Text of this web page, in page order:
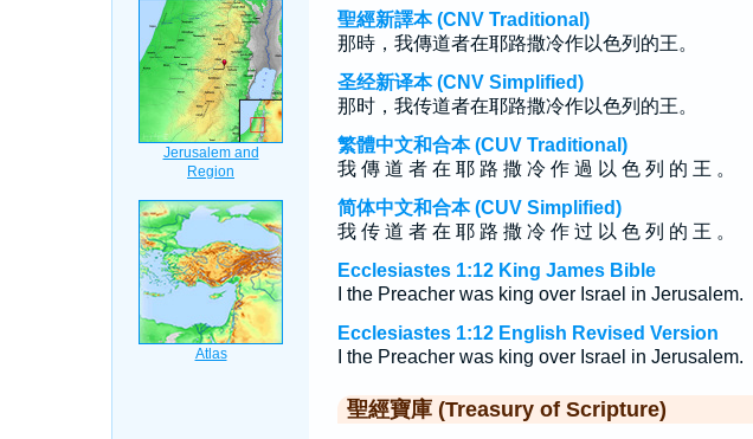
聖經新譯本 (CNV Traditional)
那時，我傳道者在耶路撒冷作以色列的王。
圣经新译本 (CNV Simplified)
那时，我传道者在耶路撒冷作以色列的王。
繁體中文和合本 (CUV Traditional)
我 傳 道 者 在 耶 路 撒 冷 作 過 以 色 列 的 王 。
简体中文和合本 (CUV Simplified)
我 传 道 者 在 耶 路 撒 冷 作 过 以 色 列 的 王 。
Ecclesiastes 1:12 King James Bible
I the Preacher was king over Israel in Jerusalem.
Ecclesiastes 1:12 English Revised Version
I the Preacher was king over Israel in Jerusalem.
聖經寶庫 (Treasury of Scripture)